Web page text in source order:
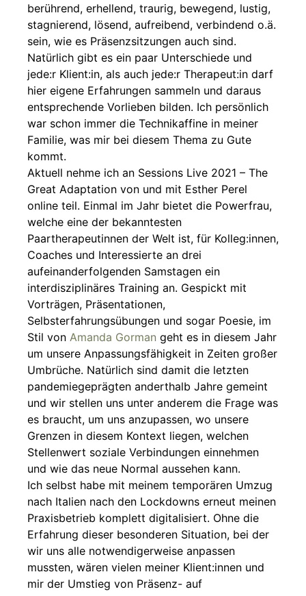
berührend, erhellend, traurig, bewegend, lustig,
stagnierend, lösend, aufreibend, verbindend o.ä.
sein, wie es Präsenzsitzungen auch sind.
Natürlich gibt es ein paar Unterschiede und
jede:r Klient:in, als auch jede:r Therapeut:in darf
hier eigene Erfahrungen sammeln und daraus
entsprechende Vorlieben bilden. Ich persönlich
war schon immer die Technikaffine in meiner
Familie, was mir bei diesem Thema zu Gute
kommt.
Aktuell nehme ich an Sessions Live 2021 – The
Great Adaptation von und mit Esther Perel
online teil. Einmal im Jahr bietet die Powerfrau,
welche eine der bekanntesten
Paartherapeutinnen der Welt ist, für Kolleg:innen,
Coaches und Interessierte an drei
aufeinanderfolgenden Samstagen ein
interdisziplinäres Training an. Gespickt mit
Vorträgen, Präsentationen,
Selbsterfahrungsübungen und sogar Poesie, im
Stil von Amanda Gorman geht es in diesem Jahr
um unsere Anpassungsfähigkeit in Zeiten großer
Umbrüche. Natürlich sind damit die letzten
pandemiegeprägten anderthalb Jahre gemeint
und wir stellen uns unter anderem die Frage was
es braucht, um uns anzupassen, wo unsere
Grenzen in diesem Kontext liegen, welchen
Stellenwert soziale Verbindungen einnehmen
und wie das neue Normal aussehen kann.
Ich selbst habe mit meinem temporären Umzug
nach Italien nach den Lockdowns erneut meinen
Praxisbetrieb komplett digitalisiert. Ohne die
Erfahrung dieser besonderen Situation, bei der
wir uns alle notwendigerweise anpassen
mussten, wären vielen meiner Klient:innen und
mir der Umstieg von Präsenz- auf